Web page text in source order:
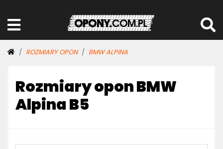
ROZMIARY OPON BMW ALPINA
Rozmiary opon BMW
Alpina B5